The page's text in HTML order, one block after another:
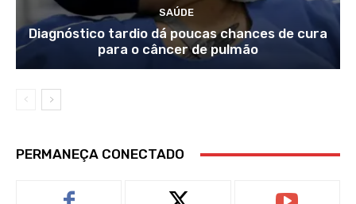
SAÚDE
Diagnóstico tardio dá poucas chances de cura
para o câncer de pulmão
PERMANEÇA CONECTADO